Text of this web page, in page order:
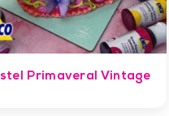
Primaveral Vintage